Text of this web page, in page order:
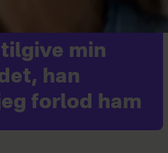
min
han
forlod ham